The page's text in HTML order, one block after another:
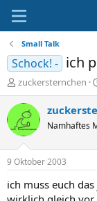
Small Talk
Schock! - ich
E
r
s
t
e
l
e
r
zuckersternchen
Namhaftes
9 Oktober 2003
ich muss euch